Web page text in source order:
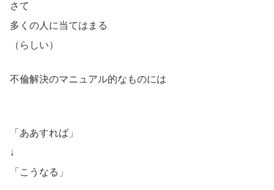
さて
多くの人に当てはまる
（らしい）
不倫解決のマニュアル的なものには
「ああすれば」
↓
「こうなる」